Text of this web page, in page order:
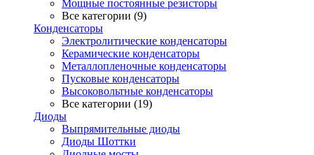
Мощные постоянные резисторы
Все категории (9)
Конденсаторы
Электролитические конденсаторы
Керамические конденсаторы
Металлопленочные конденсаторы
Пусковые конденсаторы
Высоковольтные конденсаторы
Все категории (19)
Диоды
Выпрямительные диоды
Диоды Шоттки